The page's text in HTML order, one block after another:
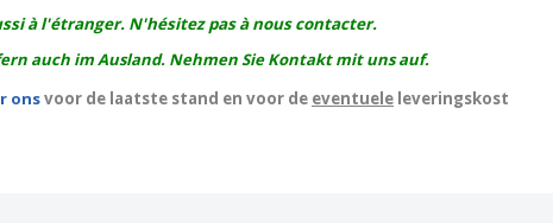
à l'étranger. N'hésitez pas à nous contacter.
auch im Ausland. Nehmen Sie Kontakt mit uns auf.
onsvoor de laatste stand en voor de eventuele leveringskost